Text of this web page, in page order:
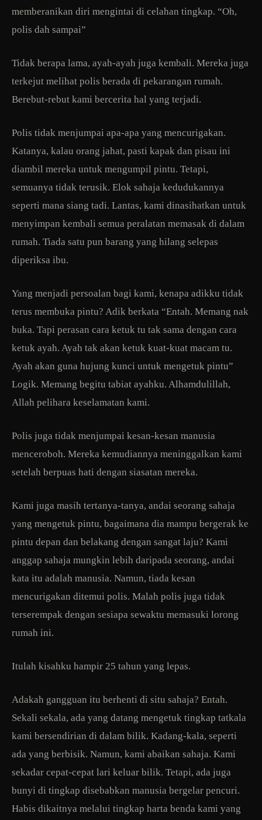
memberanikan diri mengintai di celahan tingkap. “Oh,
polis dah sampai”
Tidak berapa lama, ayah-ayah juga kembali. Mereka juga
terkejut melihat polis berada di pekarangan rumah.
Berebut-rebut kami bercerita hal yang terjadi.
Polis tidak menjumpai apa-apa yang mencurigakan.
Katanya, kalau orang jahat, pasti kapak dan pisau ini
diambil mereka untuk mengumpil pintu. Tetapi,
semuanya tidak terusik. Elok sahaja kedudukannya
seperti mana siang tadi. Lantas, kami dinasihatkan untuk
menyimpan kembali semua peralatan memasak di dalam
rumah. Tiada satu pun barang yang hilang selepas
diperiksa ibu.
Yang menjadi persoalan bagi kami, kenapa adikku tidak
terus membuka pintu? Adik berkata “Entah. Memang nak
buka. Tapi perasan cara ketuk tu tak sama dengan cara
ketuk ayah. Ayah tak akan ketuk kuat-kuat macam tu.
Ayah akan guna hujung kunci untuk mengetuk pintu”
Logik. Memang begitu tabiat ayahku. Alhamdulillah,
Allah pelihara keselamatan kami.
Polis juga tidak menjumpai kesan-kesan manusia
menceroboh. Mereka kemudiannya meninggalkan kami
setelah berpuas hati dengan siasatan mereka.
Kami juga masih tertanya-tanya, andai seorang sahaja
yang mengetuk pintu, bagaimana dia mampu bergerak ke
pintu depan dan belakang dengan sangat laju? Kami
anggap sahaja mungkin lebih daripada seorang, andai
kata itu adalah manusia. Namun, tiada kesan
mencurigakan ditemui polis. Malah polis juga tidak
terserempak dengan sesiapa sewaktu memasuki lorong
rumah ini.
Itulah kisahku hampir 25 tahun yang lepas.
Adakah gangguan itu berhenti di situ sahaja? Entah.
Sekali sekala, ada yang datang mengetuk tingkap tatkala
kami bersendirian di dalam bilik. Kadang-kala, seperti
ada yang berbisik. Namun, kami abaikan sahaja. Kami
sekadar cepat-cepat lari keluar bilik. Tetapi, ada juga
bunyi di tingkap disebabkan manusia bergelar pencuri.
Habis dikaitnya melalui tingkap harta benda kami yang